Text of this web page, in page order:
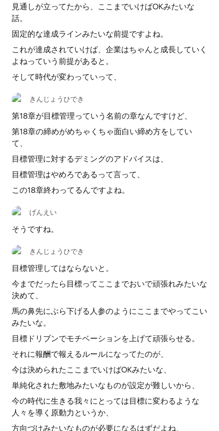
見通しが立ってたから、ここまでいけばOKみたいな
話。
固定的な達成ラインみたいな前提ですよね。
これが達成されていけば、企業はちゃんと成長していく
よねっていう前提があると。
そして時代が変わっていって、
きんじょうひでき
第18章が目標管理っていう名前の章なんですけど、
第18章の締めがめちゃくちゃ面白い締め方をしてい
て、
目標管理に対するデミングのアドバイスは、
目標管理はやめろであるって言って、
この18章終わってるんですよね。
げんえい
そうですね。
きんじょうひでき
目標管理してはならないと。
今までだったら目標ってここまでおいで頑張れみたいな
決めて、
馬の鼻先にぶら下げる人参のようにここまでやってこい
みたいな。
目標ドリブンでモチベーションを上げて頑張らせる。
それに報酬で報えるルールになってたのが、
今は決められたここまでいけばOKみたいな、
単純化された敷地みたいなものが設定が難しいから、
今の時代に生きる我々にとっては目標に変わるような
人々を導く原動力というか、
方向づけみたいなものが必要になるはずだよね、